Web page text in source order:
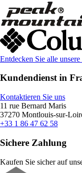
Entdecken Sie alle
Kundendienst in
Kontaktieren Sie uns
11 rue Bernard Maris
37270 Montlouis-sur-
+33 1 86 47 62 58
Sichere Zahlung
Kaufen Sie sicher auf